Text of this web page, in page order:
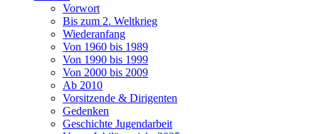
Vorwort
Bis zum 2. Weltkrieg
Wiederanfang
Von 1960 bis 1989
Von 1990 bis 1999
Von 2000 bis 2009
Ab 2010
Vorsitzende & Dirigenten
Gedenken
Geschichte Jugendarbeit